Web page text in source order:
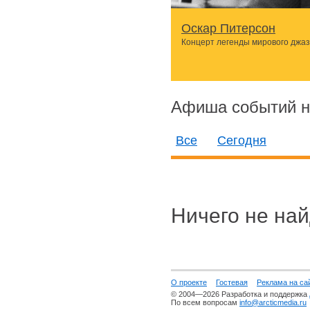
Оскар Питерсон
Концерт легенды мирового
Афиша событий
Все Сегодня
Ничего не
О проекте Гостевая
Реклама на
© 2004—2026 Разработка и поддержка
По всем вопросам info@arcticmedia.ru